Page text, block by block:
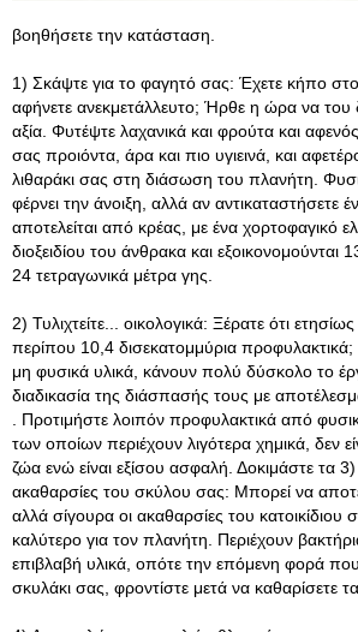
βοηθήσετε την κατάσταση.
1) Σκάψτε για το φαγητό σας: Έχετε κήπο στο
αφήνετε ανεκμετάλλευτο; Ήρθε η ώρα να
αξία. Φυτέψτε λαχανικά και φρούτα και
σας προιόντα, άρα και πιο υγιεινά, και
λιθαράκι σας στη διάσωση του πλανήτη.
φέρνει την άνοιξη, αλλά αν αντικαταστήσετε
αποτελείται από κρέας, με ένα χορτοφαγικό
διοξειδίου του άνθρακα και εξοικονομούνται
24 τετραγωνικά μέτρα γης.
2) Τυλιχτείτε... οικολογικά: Ξέρατε ότι
περίπου 10,4 δισεκατομμύρια
μη φυσικά υλικά, κάνουν πολύ δύσκολο το
διαδικασία της διάσπασής τους με
. Προτιμήστε λοιπόν προφυλακτικά από
των οποίων περιέχουν λιγότερα χημικά, δεν
ζώα ενώ είναι εξίσου ασφαλή. Δοκιμάστε τα
ακαθαρσίες του σκύλου σας: Μπορεί να
αλλά σίγουρα οι ακαθαρσίες του κατοικίδιου
καλύτερο για τον πλανήτη. Περιέχουν
επιβλαβή υλικά, οπότε την επόμενη φορά
σκυλάκι σας, φροντίστε μετά να καθαρίσετε